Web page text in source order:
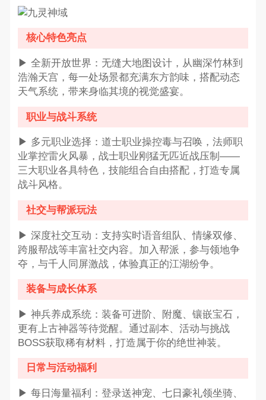
核心特色亮点
▶ 全新开放世界：无缝大地图设计，从幽深竹林到
浩瀚天宫，每一处场景都充满东方韵味，搭配动态
天气系统，带来身临其境的视觉盛宴。
职业与战斗系统
▶ 多元职业选择：道士职业操控毒与召唤，法师职
业掌控雷火风暴，战士职业刚猛无匹近战压制——
三大职业各具特色，技能组合自由搭配，打造专属
战斗风格。
社交与帮派玩法
▶ 深度社交互动：支持实时语音组队、情缘双修、
跨服帮战等丰富社交内容。加入帮派，参与领地争
夺，与千人同屏激战，体验真正的江湖纷争。
装备与成长体系
▶ 神兵养成系统：装备可进阶、附魔、镶嵌宝石，
更有上古神器等待觉醒。通过副本、活动与挑战
BOSS获取稀有材料，打造属于你的绝世神装。
日常与活动福利
▶ 每日海量福利：登录送神宠、七日豪礼领坐骑、